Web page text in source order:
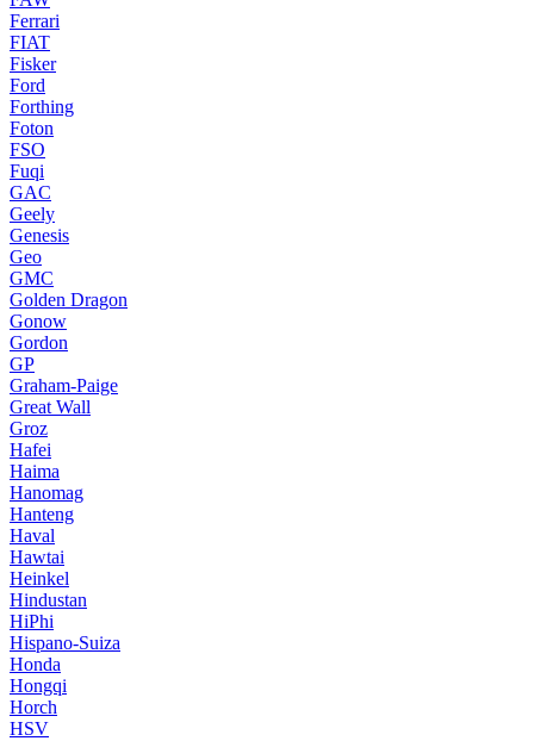
Ferrari
FIAT
Fisker
Ford
Forthing
Foton
FSO
Fuqi
GAC
Geely
Genesis
Geo
GMC
Golden Dragon
Gonow
Gordon
GP
Graham-Paige
Great Wall
Groz
Hafei
Haima
Hanomag
Hanteng
Haval
Hawtai
Heinkel
Hindustan
HiPhi
Hispano-Suiza
Honda
Hongqi
Horch
HSV